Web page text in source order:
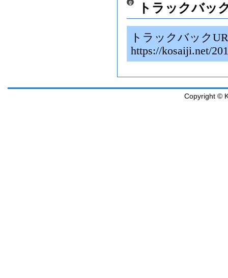
トラックバッ
トラックバック
https://kosaiji.net/
Copyright ©